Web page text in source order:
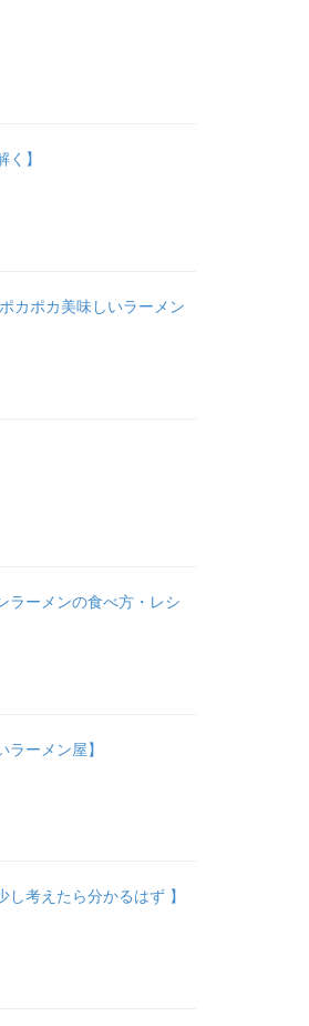
】
カポカ美味しいラーメン
ラーメンの食べ方・レシ
ラーメン屋】
し考えたら分かるはず 】